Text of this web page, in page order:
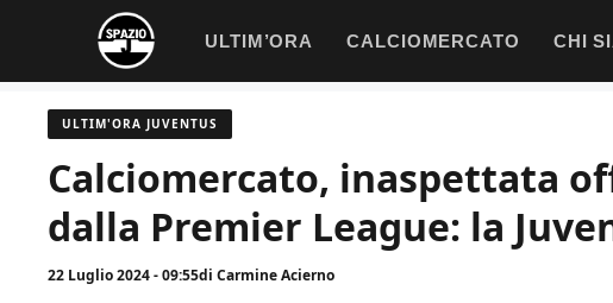
contenuto
ULTIM’ORA CALCIOMERCATO CHI
ULTIM'ORA JUVENTUS
Calciomercato, inaspettata
dalla Premier League: la
22 Luglio 2024 - 09:55di Carmine Acierno